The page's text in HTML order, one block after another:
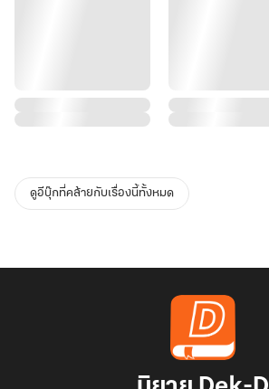
ดูอีบุ๊กที่คล้ายกับเรื่องนี้ทั้งหมด